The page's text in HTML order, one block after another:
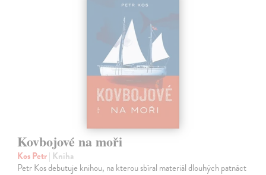
Kovbojové na moři
Kos Petr| Kniha
Petr Kos debutuje knihou, na kterou sbíral materiál dlouhých patnáct